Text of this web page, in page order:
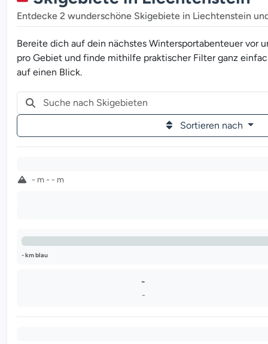
Entdecke 2 wunderschöne Skigebiete in Liechtenstein
Bereite dich auf dein nächstes Wintersportabenteuer vor
pro Gebiet und finde mithilfe praktischer Filter ganz
auf einen Blick.
Sortieren nach
- m - - m
- km blau
-
-